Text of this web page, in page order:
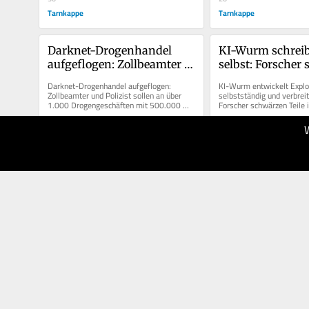
Tarnkappe Tarnkappe
Darknet-Drogenhandel
aufgeflogen: Zollbeamter
Darknet-Drogenhandel aufgeflogen:
Zollbeamter und Polizist sollen an über
1.000 Drogengeschäften mit 500.000
Euro beteiligt gewesen sein.
KI-Wurm
selbst: Forscher
KI-Wurm entwickelt
selbstständig und
Forscher schwärzen
Angst vor Missbrauch.